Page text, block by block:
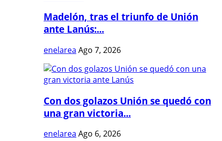
Madelón, tras el triunfo de Unión
ante Lanús:...
enelarea Ago 7, 2026
Con dos golazos Unión se quedó con
una gran victoria...
enelarea Ago 6, 2026